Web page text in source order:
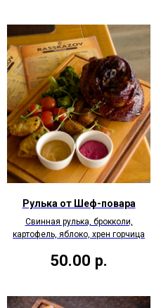
Рулька от Шеф-повара
Свинная рулька, брокколи,
картофель, яблоко, хрен горчица
50.00 р.